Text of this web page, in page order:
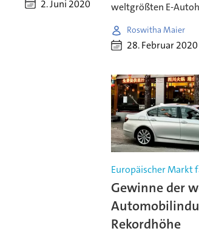
2. Juni 2020
weltgrößten E-
Roswitha Maier
28. Februar 2020
Europäischer Markt
Gewinne der
Rekordhöhe